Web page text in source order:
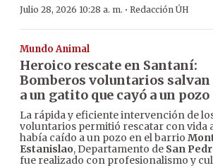
Julio 28, 2026 10:28 a. m. · Redacción ÚH
Mundo Animal
Heroico rescate en Santaní:
Bomberos voluntarios salvan
a un gatito que cayó a un pozo
La rápida y eficiente intervención de
voluntarios permitió rescatar con vida
había caído a un pozo en el barrio
Estanislao, Departamento de San
fue realizado con profesionalismo y